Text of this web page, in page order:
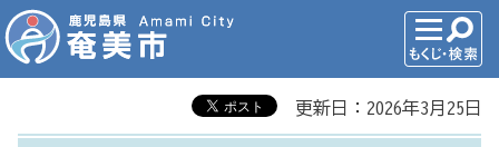
更新日：2026年3月25日